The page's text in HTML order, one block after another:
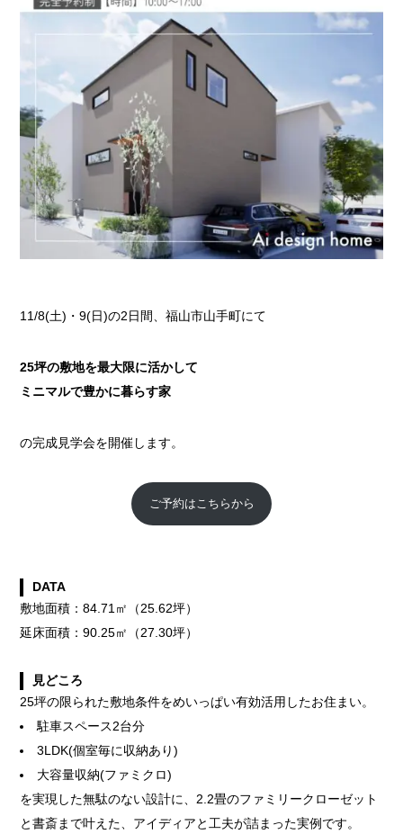
11/8(土)・9(日)の2日間、福山市山手町にて
25坪の敷地を最大限に活かして
ミニマルで豊かに暮らす家
の完成見学会を開催します。
ご予約はこちらから
DATA
敷地面積：84.71㎡（25.62坪）
延床面積：90.25㎡（27.30坪）
見どころ
25坪の限られた敷地条件をめいっぱい有効活用したお住まい。
駐車スペース2台分
3LDK(個室毎に収納あり)
大容量収納(ファミクロ)
を実現した無駄のない設計に、2.2畳のファミリークローゼット
と書斎まで叶えた、アイディアと工夫が詰まった実例です。